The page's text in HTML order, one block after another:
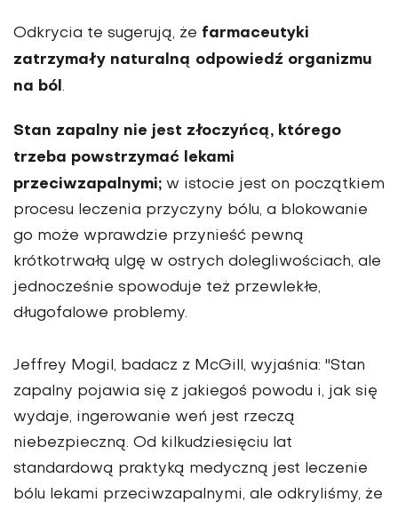
Odkrycia te sugerują, że farmaceutyki
zatrzymały naturalną odpowiedź organizmu
na ból .
Stan zapalny nie jest złoczyńcą, którego
trzeba powstrzymać lekami
przeciwzapalnymi; w istocie jest on początkiem
procesu leczenia przyczyny bólu, a blokowanie
go może wprawdzie przynieść pewną
krótkotrwałą ulgę w ostrych dolegliwościach, ale
jednocześnie spowoduje też przewlekłe,
długofalowe problemy.
Jeffrey Mogil, badacz z McGill, wyjaśnia: "Stan
zapalny pojawia się z jakiegoś powodu i, jak się
wydaje, ingerowanie weń jest rzeczą
niebezpieczną. Od kilkudziesięciu lat
standardową praktyką medyczną jest leczenie
bólu lekami przeciwzapalnymi, ale odkryliśmy, że